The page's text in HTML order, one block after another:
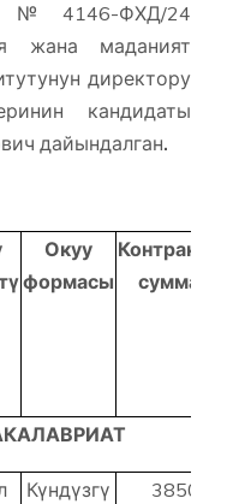
№4146-ФХД/24
жана маданият
директору
кандидаты
дайындалган.
Окуу
формасы
суммасы
Күндүзгү 38500